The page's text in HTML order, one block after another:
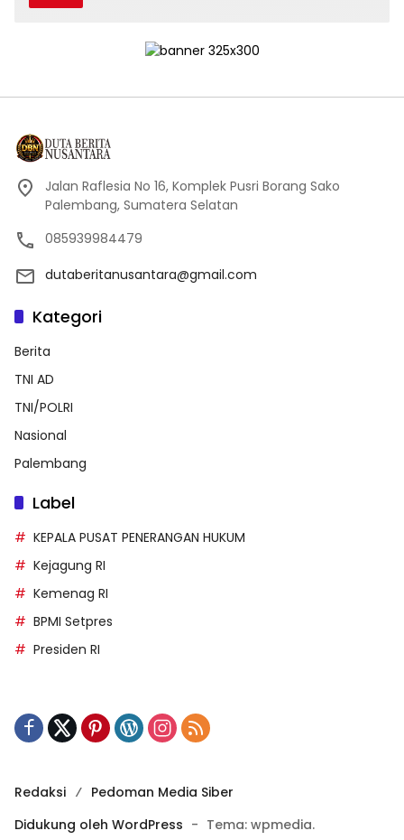
Jalan Raflesia No 16, Komplek Pusri Borang Sako
Palembang, Sumatera Selatan
085939984479
dutaberitanusantara@gmail.com
Kategori
Berita
TNI AD
TNI/POLRI
Nasional
Palembang
Label
KEPALA PUSAT PENERANGAN HUKUM
Kejagung RI
Kemenag RI
BPMI Setpres
Presiden RI
Redaksi
Pedoman Media Siber
Didukung oleh WordPress - Tema: wpmedia.